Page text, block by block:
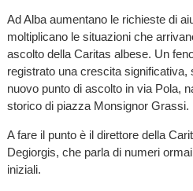
Ad Alba aumentano le richieste di
moltiplicano le situazioni che
ascolto della Caritas albese. Un
registrato una crescita significativa,
nuovo punto di ascolto in via Pola,
storico di piazza Monsignor Grassi.
A fare il punto è il direttore della
Degiorgis, che parla di numeri
iniziali.